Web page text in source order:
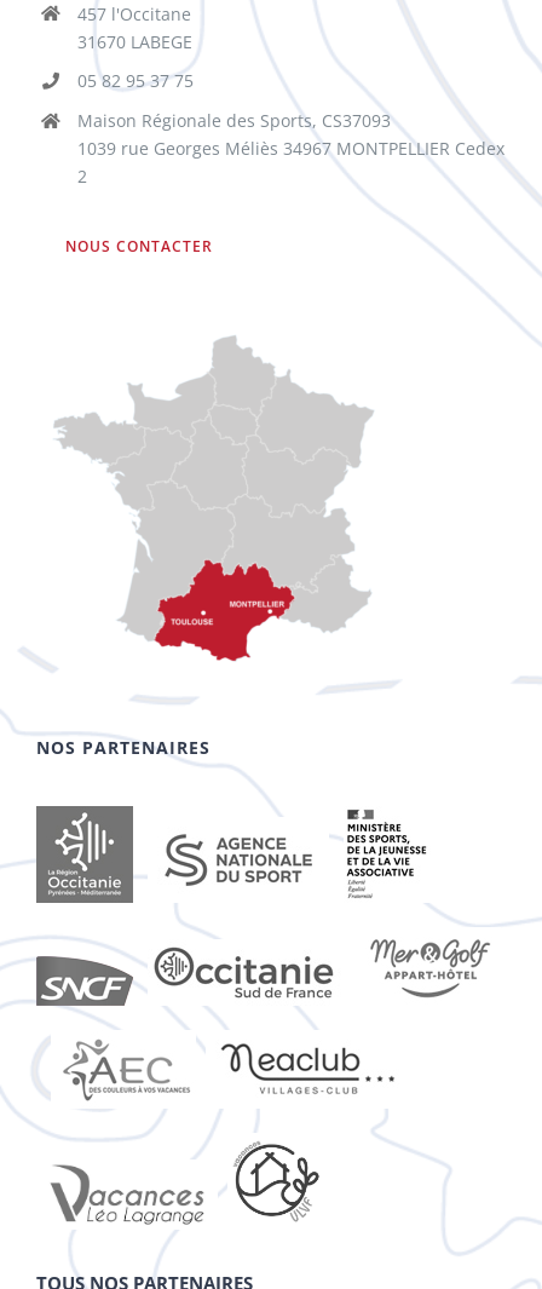
457 l'Occitane
31670 LABEGE
05 82 95 37 75
Maison Régionale des Sports, CS37093
1039 rue Georges Méliès 34967 MONTPELLIER Cedex
2
NOUS CONTACTER
NOS PARTENAIRES
TOUS NOS PARTENAIRES